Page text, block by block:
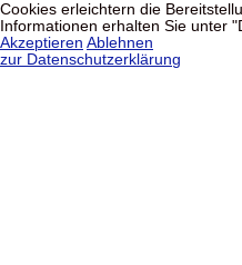
Cookies erleichtern die
Informationen erhalten Sie unter
Akzeptieren Ablehnen
zur Datenschutzerklärung